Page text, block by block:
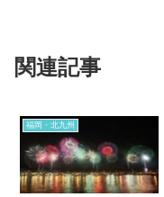
関連記事
福岡・北九州